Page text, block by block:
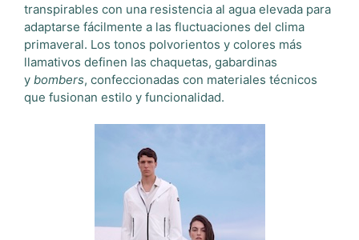
transpirables con una resistencia al agua elevada para
adaptarse fácilmente a las fluctuaciones del clima
primaveral. Los tonos polvorientos y colores más
llamativos definen las chaquetas, gabardinas
y bombers, confeccionadas con materiales técnicos
que fusionan estilo y funcionalidad.